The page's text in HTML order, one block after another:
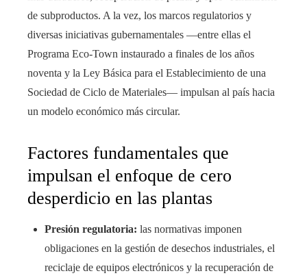
de subproductos. A la vez, los marcos regulatorios y
diversas iniciativas gubernamentales —entre ellas el
Programa Eco-Town instaurado a finales de los años
noventa y la Ley Básica para el Establecimiento de una
Sociedad de Ciclo de Materiales— impulsan al país hacia
un modelo económico más circular.
Factores fundamentales que
impulsan el enfoque de cero
desperdicio en las plantas
Presión regulatoria: las normativas imponen
obligaciones en la gestión de desechos industriales, el
reciclaje de equipos electrónicos y la recuperación de